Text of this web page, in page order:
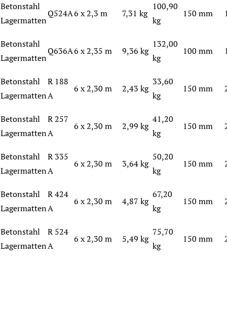
Betonstahl
Lagermatten
Q524A6 x 2,3 m 7,31 kg
100,90
kg
150 mm
Betonstahl
Lagermatten
Q636A6 x 2,35 m 9,36 kg
132,00
kg
100 mm
Betonstahl
Lagermatten
R 188
A
6 x 2,30 m 2,43 kg
33,60
kg
150 mm
Betonstahl
Lagermatten
R 257
A
6 x 2,30 m 2,99 kg
41,20
kg
150 mm
Betonstahl
Lagermatten
R 335
A
6 x 2,30 m 3,64 kg
50,20
kg
150 mm
Betonstahl
Lagermatten
R 424
A
6 x 2,30 m 4,87 kg
67,20
kg
150 mm
Betonstahl
Lagermatten
R 524
A
6 x 2,30 m 5,49 kg
75,70
kg
150 mm